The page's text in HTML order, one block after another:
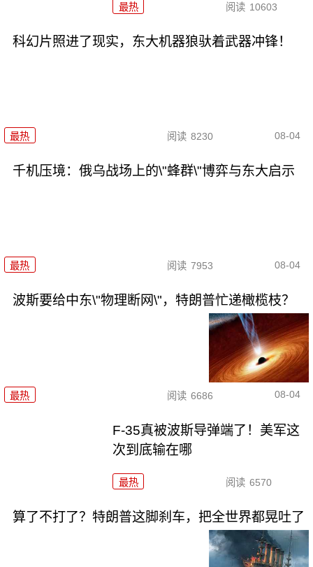
最热 阅读 10603
科幻片照进了现实，东大机器狼驮着武器冲锋！
最热 阅读 8230 08-04
千机压境：俄乌战场上的\"蜂群\"博弈与东大启示
最热 阅读 7953 08-04
波斯要给中东\"物理断网\"，特朗普忙递橄榄枝？
最热 阅读 6686 08-04
F-35真被波斯导弹端了！美军这
次到底输在哪
最热 阅读 6570
算了不打了？特朗普这脚刹车，把全世界都晃吐了